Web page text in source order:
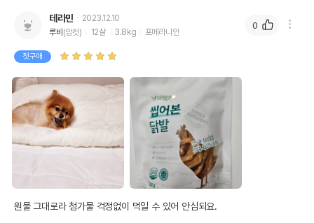
테라민
2023.12.10
루비 (암컷) 12살 3.8kg 포메라니안
첫구매
원물 그대로라 첨가물 걱정없이 먹일 수 있어 안심되요.
0